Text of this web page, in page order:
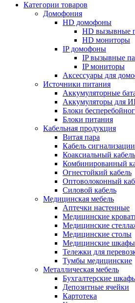
Категории товаров
Домофония
HD домофоны
HD вызывные
HD мониторы
IP домофоны
IP вызывные
IP мониторы
Аксессуары для
Источники питания
Аккумуляторные
Аккумуляторы для
Блоки
Блоки питания
Кабельная продукция
Витая пара
Кабель сигнализации
Коаксиальный кабель
Комбинированный
Огнестойкий кабель
Оптоволоконный
Силовой кабель
Медицинская мебель
Аптечки настенные
Медицинские
Медицинские
Медицинские столы
Медицинские шкафы
Тележки для
Тумбы медицинские
Металлическая мебель
Бухгалтерские
Депозитные ячейки
Картотека